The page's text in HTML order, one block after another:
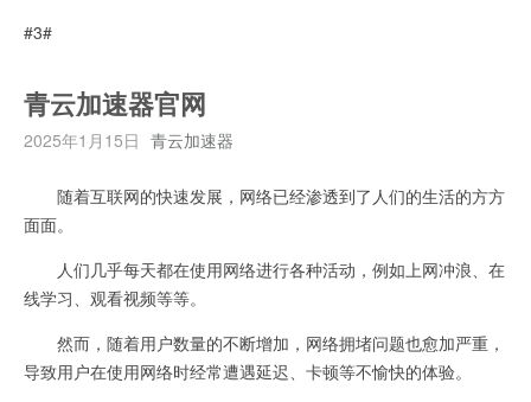
#3#
青云加速器官网
2025年1月15日 青云加速器
随着互联网的快速发展，网络已经渗透到了人们的生活的方方
面面。
人们几乎每天都在使用网络进行各种活动，例如上网冲浪、在
线学习、观看视频等等。
然而，随着用户数量的不断增加，网络拥堵问题也愈加严重，
导致用户在使用网络时经常遭遇延迟、卡顿等不愉快的体验。